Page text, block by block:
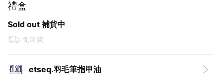
禮盒
Sold out 補貨中
免運費
etseq.羽毛筆指甲油